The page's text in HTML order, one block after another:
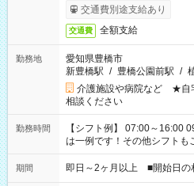
交通費別途支給あり
交通費 全額支給
勤務地
愛知県豊橋市
新豊橋駅 / 豊橋公園前駅 /
介護施設や病院など ★自
相談ください
勤務時間
【シフト例】 07:00～16:00
は一例です！その他シフトも
期間 即日～2ヶ月以上 ■開始日の